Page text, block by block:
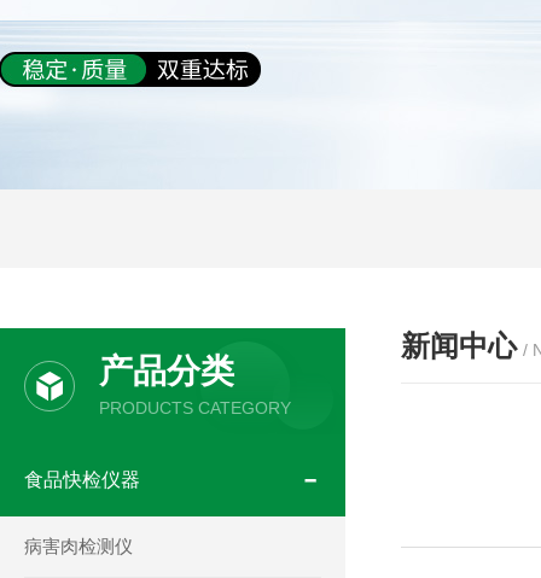
新闻中心 /
产品分类
PRODUCTS CATEGORY
食品快检仪器
病害肉检测仪